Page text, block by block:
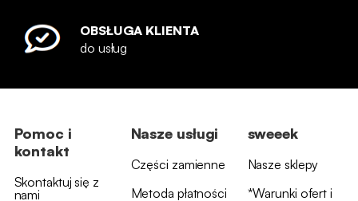
OBSŁUGA KLIENTA
do usług
Pomoc i
kontakt
Skontaktuj się z
nami
Nasze usługi
Części zamienne
Metoda płatności
sweeek
Nasze sklepy
*Warunki ofert i